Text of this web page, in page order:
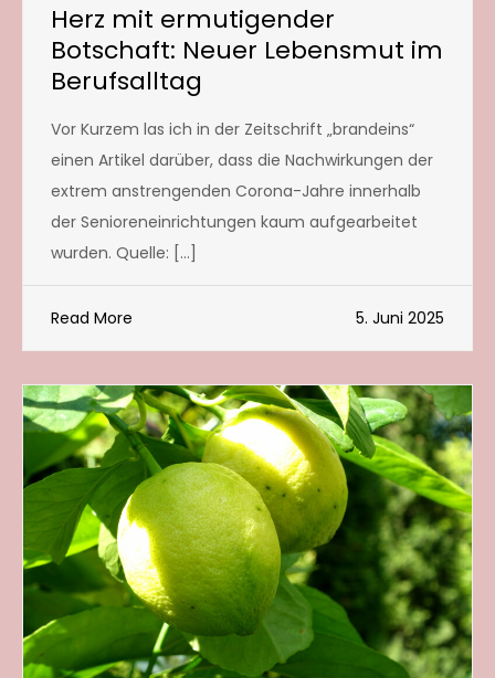
Herz mit ermutigender
Botschaft: Neuer Lebensmut im
Berufsalltag
Vor Kurzem las ich in der Zeitschrift „brandeins“
einen Artikel darüber, dass die Nachwirkungen der
extrem anstrengenden Corona-Jahre innerhalb
der Senioreneinrichtungen kaum aufgearbeitet
wurden. Quelle: […]
Read More 5. Juni 2025